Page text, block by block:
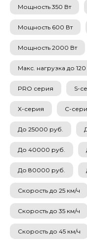
Мощность 350 Вт
Мощность 600 Вт
Мощность 2000 Вт
Макс. нагрузка до 120
PRO серия S-
X-серия C-
До 25000 руб.
До 40000 руб.
До 80000 руб.
Скорость до 25 км/ч
Скорость до 35 км/ч
Скорость до 45 км/ч